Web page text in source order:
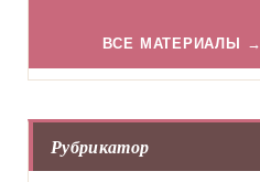
ВСЕ МАТЕРИАЛЫ →
Рубрикатор